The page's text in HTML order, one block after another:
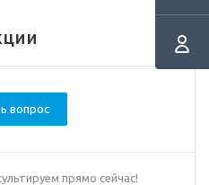
вопрос
прямо сейчас!